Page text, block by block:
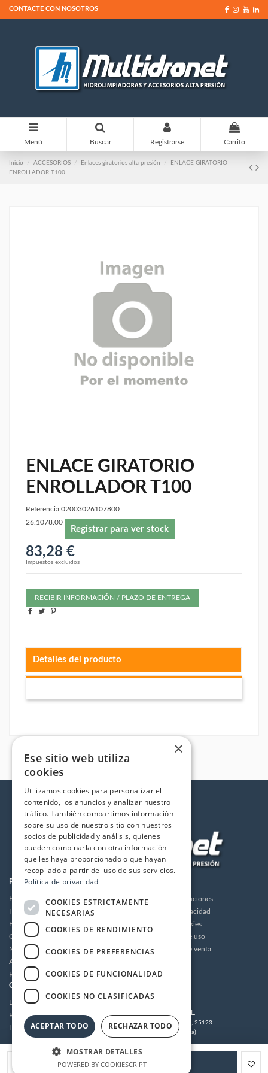
CONTACTE CON NOSOTROS
Menú Buscar Registrarse
0
Carrito
Inicio ACCESORIOS Enlaces giratorios alta presión
ENLACE GIRATORIO
ENROLLADOR T100
ENLACE GIRATORIO
ENROLLADOR T100
Referencia 02003026107800
26.1078.00
Registrar para ver stock
83,28 €
Impuestos excluidos
Añadir a la cesta
RECIBIR INFORMACIÓN / PLAZO DE ENTREGA
Detalles del producto
PRODUCTOS
Hidrolimpiadoras
Humidificación
Bombas de alta presión
Grupos motor bomba alta presión
Motores
Accesorios
Recambios / Repuestos
Envios y devoluciones
Política de privacidad
Política de cookies
Condiciones de uso
Condiciones de venta
CUENTA
Login
Registrarse
Histórico de pedidos
MULTIDRONET S.L.
C/Tramuntana 62, 25123
Torrefarrera (Lleida)
×
Ese sitio web utiliza
cookies
Utilizamos cookies para personalizar el
contenido, los anuncios y analizar nuestro
tráfico. También compartimos información
sobre su uso de nuestro sitio con nuestros
socios de publicidad y análisis, quienes
pueden combinarla con otra información
que les haya proporcionado o que hayan
recopilado a partir del uso de sus servicios.
Política de privacidad
COOKIES ESTRICTAMENTE
NECESARIAS
COOKIES DE RENDIMIENTO
COOKIES DE PREFERENCIAS
COOKIES DE FUNCIONALIDAD
COOKIES NO CLASIFICADAS
ACEPTAR TODO RECHAZAR TODO
MOSTRAR DETALLES
POWERED BY COOKIESCRIPT